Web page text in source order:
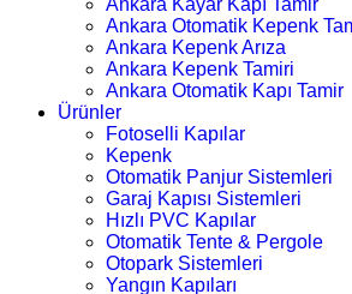
Ankara Kayar Kapı Tamir
Ankara Otomatik Kepenk
Ankara Kepenk Arıza
Ankara Kepenk Tamiri
Ankara Otomatik Kapı Tamir
Ürünler
Fotoselli Kapılar
Kepenk
Otomatik Panjur Sistemleri
Garaj Kapısı Sistemleri
Hızlı PVC Kapılar
Otomatik Tente & Pergole
Otopark Sistemleri
Yangın Kapıları